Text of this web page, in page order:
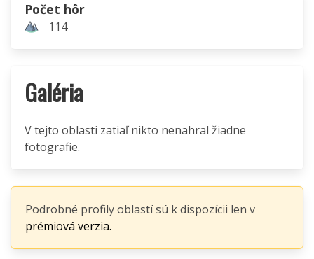
Počet hôr
114
Galéria
V tejto oblasti zatiaľ nikto nenahral žiadne
fotografie.
Podrobné profily oblastí sú k dispozícii len v
prémiová verzia.